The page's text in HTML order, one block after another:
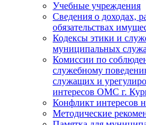
Учебные учреждения
Сведения о доходах,
обязательствах
Кодексы этики и
муниципальных
Комиссии по
служебному
служащих и
интересов ОМС г.
Конфликт интересов
Методические